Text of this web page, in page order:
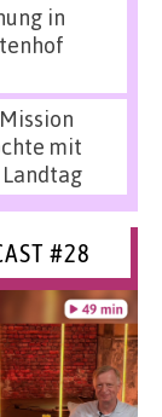
in
Mission
mit
#28